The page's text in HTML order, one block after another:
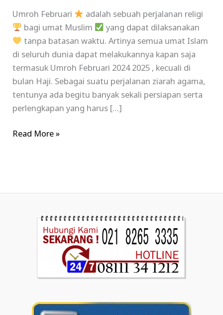
Umroh Februari
adalah sebuah perjalanan religi
bagi umat Muslim
yang dapat dilaksanakan
tanpa batasan waktu. Artinya semua umat Islam
di seluruh dunia dapat melakukannya kapan saja
termasuk Umroh Februari 2024 2025 , kecuali di
bulan Haji. Sebagai suatu perjalanan ziarah agama,
tentunya ada begitu banyak sekali persiapan serta
perlengkapan yang harus […]
Read More »